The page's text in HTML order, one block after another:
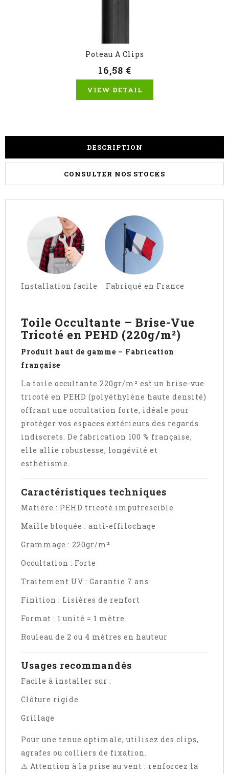
Poteau A Clips
16,58 €
VIEW DETAIL
DESCRIPTION
CONSULTER NOS STOCKS
Installation facile Fabriqué en France
Toile Occultante – Brise-Vue
Tricoté en PEHD (220g/m²)
Produit haut de gamme – Fabrication
française
La toile occultante 220gr/m² est un brise-vue
tricoté en PEHD (polyéthylène haute densité)
offrant une occultation forte, idéale pour
protéger vos espaces extérieurs des regards
indiscrets. De fabrication 100 % française,
elle allie robustesse, longévité et
esthétisme.
Caractéristiques techniques
Matière : PEHD tricoté imputrescible
Maille bloquée : anti-effilochage
Grammage : 220gr/m²
Occultation : Forte
Traitement UV : Garantie 7 ans
Finition : Lisières de renfort
Format : 1 unité = 1 mètre
Rouleau de 2 ou 4 mètres en hauteur
Usages recommandés
Facile à installer sur :
Clôture rigide
Grillage
Pour une tenue optimale, utilisez des clips,
agrafes ou colliers de fixation.
⚠️ Attention à la prise au vent : renforcez la